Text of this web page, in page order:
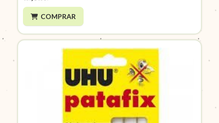
COMPRAR